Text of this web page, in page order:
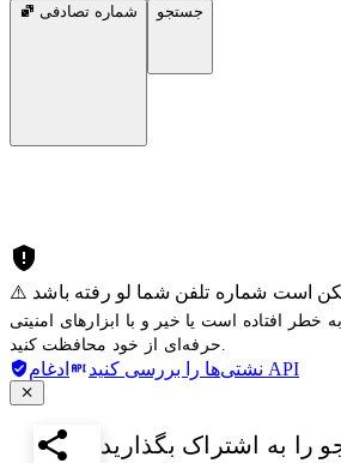
شماره تصادفی جستجو
است شماره تلفن شما لو رفته باشد
افتاده است یا خیر و با ابزارهای امنیتی
نشتی‌ها را بررسی کنید ادغام API
را به اشتراک بگذارید